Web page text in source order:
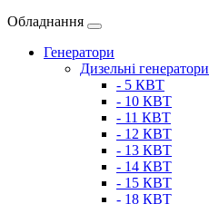
Обладнання
Генератори
Дизельні генератори
- 5 КВТ
- 10 КВТ
- 11 КВТ
- 12 КВТ
- 13 КВТ
- 14 КВТ
- 15 КВТ
- 18 КВТ